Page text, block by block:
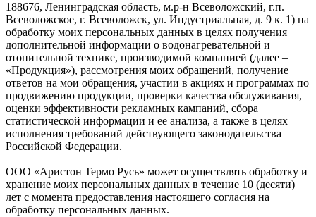
188676, Ленинградская область, м.р-н Всеволожский, г.п.
Всеволожское, г. Всеволожск, ул. Индустриальная, д. 9 к. 1) на
обработку моих персональных данных в целях получения
дополнительной информации о водонагревательной и
отопительной технике, производимой компанией (далее –
«Продукция»), рассмотрения моих обращений, получение
ответов на мои обращения, участии в акциях и программах по
продвижению продукции, проверки качества обслуживания,
оценки эффективности рекламных кампаний, сбора
статистической информации и ее анализа, а также в целях
исполнения требований действующего законодательства
Российской Федерации.
ООО «Аристон Термо Русь» может осуществлять обработку и
хранение моих персональных данных в течение 10 (десяти)
лет с момента предоставления настоящего согласия на
обработку персональных данных.